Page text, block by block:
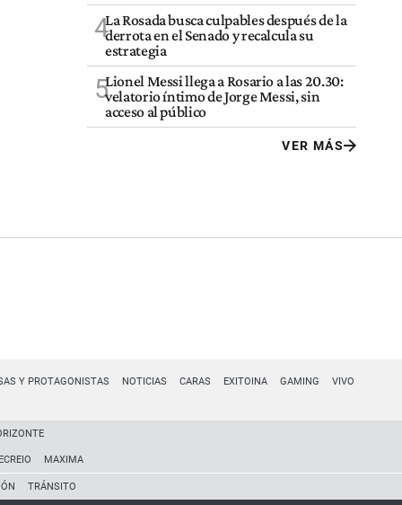
4La Rosada busca culpables después de la
derrota en el Senado y recalcula su
estrategia
5Lionel Messi llega a Rosario a las 20.30:
velatorio íntimo de Jorge Messi, sin
acceso al público
VER MÁS
Y PROTAGONISTAS NOTICIAS CARAS EXITOINA GAMING VIVO
MAXIMA
TRÁNSITO